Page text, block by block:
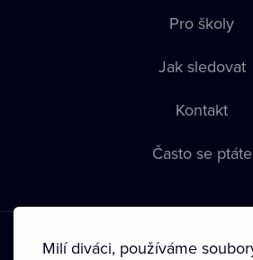
Pro školy
Jak sledovat
Kontakt
Často se ptáte
Milí diváci, používáme